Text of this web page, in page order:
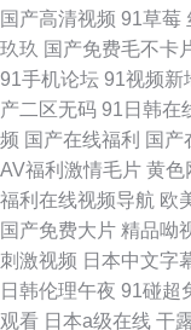
国产高清视频 91草莓
玖玖 国产免费毛不卡
91手机论坛 91视频新
产二区无码 91日韩在
频 国产在线福利 国产
AV福利激情毛片 黄色
福利在线视频导航 欧
国产免费大片 精品呦
刺激视频 日本中文字
日韩伦理午夜 91碰超
观看 日本a级在线 干